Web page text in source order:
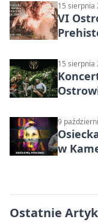
15 sierpnia
VI
15 sierpnia
9
w
Ostatnie